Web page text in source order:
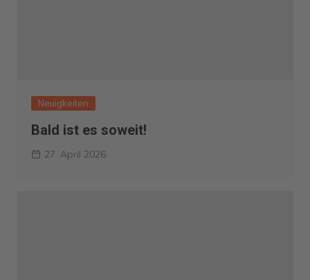
Neuigkeiten
Bald ist es soweit!
27. April 2026